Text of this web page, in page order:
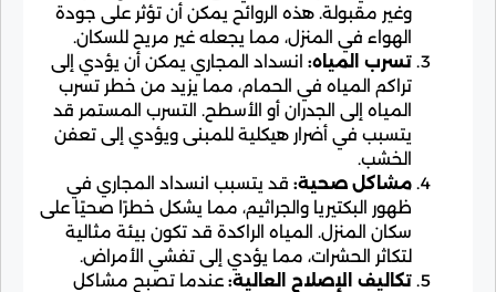
وغير مقبولة. هذه الروائح يمكن أن تؤثر على جودة
الهواء في المنزل، مما يجعله غير مريح للسكان.
تسرب المياه: انسداد المجاري يمكن أن يؤدي إلى
تراكم المياه في الحمام، مما يزيد من خطر تسرب
المياه إلى الجدران أو الأسطح. التسرب المستمر قد
يتسبب في أضرار هيكلية للمبنى ويؤدي إلى تعفن
الخشب.
مشاكل صحية: قد يتسبب انسداد المجاري في
ظهور البكتيريا والجراثيم، مما يشكل خطرًا صحيًا على
سكان المنزل. المياه الراكدة قد تكون بيئة مثالية
لتكاثر الحشرات، مما يؤدي إلى تفشي الأمراض.
تكاليف الإصلاح العالية: عندما تصبح مشاكل